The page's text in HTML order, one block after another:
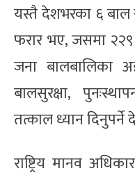
यस्तै देशभरका ६ बाल
फरार भए, जसमा २२९
जना बालबालिका
बालसुरक्षा,
तत्काल ध्यान
राष्ट्रिय मानव